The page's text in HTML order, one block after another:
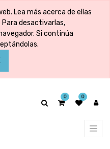
Lea más acerca de ellas
Para desactivarlas,
Si continúa
0 0